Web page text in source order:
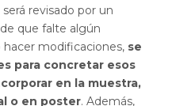
revisado por un
que falte algún
modificaciones, se
para concretar esos
en la muestra,
o en poster. Además,